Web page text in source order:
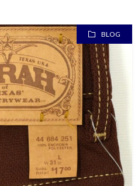
BLOG